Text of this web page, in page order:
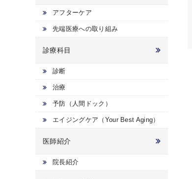
アフターケア
先端医療への取り組み
診療科目
診断
治療
予防（人間ドック）
エイジングケア（Your Best Aging）
医師紹介
院長紹介